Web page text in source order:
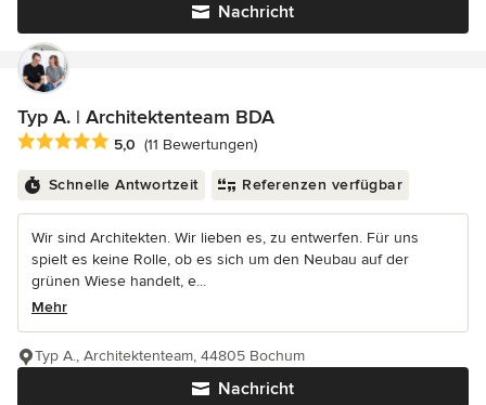
Nachricht
Typ A. | Architektenteam BDA
Durchschnittliche Bewertung: 5 von 5 Sternen
5,0 (11 Bewertungen)
Schnelle Antwortzeit Referenzen verfügbar
Wir sind Architekten. Wir lieben es, zu entwerfen. Für uns
spielt es keine Rolle, ob es sich um den Neubau auf der
grünen Wiese handelt, e...
Mehr
Nachricht
Typ A., Architektenteam, 44805 Bochum